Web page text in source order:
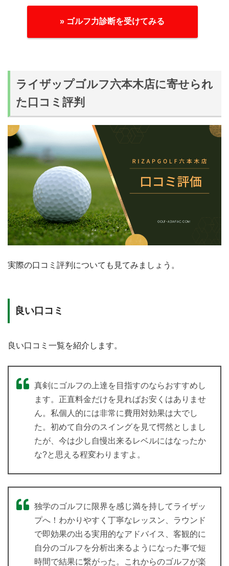
» ゴルフ力診断を受けてみる
ライザップゴルフ六本木店に寄せられ
た口コミ評判
実際の口コミ評判についても見てみましょう。
良い口コミ
良い口コミ一覧を紹介します。
真剣にゴルフの上達を目指すのならおすすめし
ます。正直料金だけを見ればお安くはありませ
ん。私個人的には非常に費用対効果は大でし
た。初めて自分のスイングを見て愕然としまし
たが、今は少し自慢出来るレベルにはなったか
な?と思える程変わりますよ。
独学のゴルフに限界を感じ満を持してライザッ
プへ！わかりやすく丁寧なレッスン、ラウンド
で即効果の出る実用的なアドバイス、客観的に
自分のゴルフを分析出来るようになった事で短
時間で結果に繋がった。これからのゴルフが楽